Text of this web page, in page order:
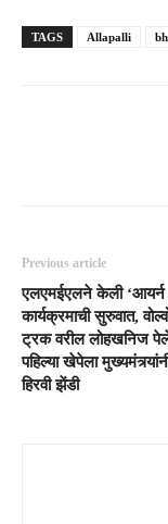
TAGS Allapalli
Previous article
एलएमईएलने केली ‘आयर्न
कार्यक्रमाची सुरुवात,
ट्रक वरील लोहखनिज
पहिल्या खेपेला
हिरवी झेंडी